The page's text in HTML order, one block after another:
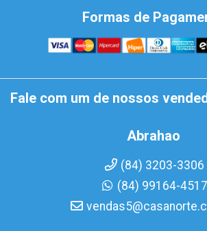
Formas de
Fale com um de nossos
Abrahao
(84) 3203-3306
(84) 99164-4517